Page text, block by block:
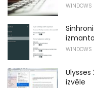
WINDOWS
WINDOWS
izvēle